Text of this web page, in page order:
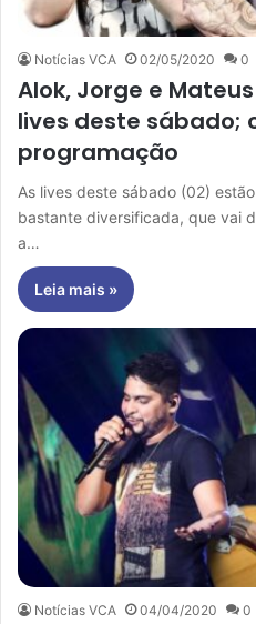
Notícias VCA 02/05/2020 0
Alok, Jorge e
lives deste sábado;
programação
As lives deste sábado (02)
bastante diversificada, que vai
a…
Leia mais »
Notícias VCA 04/04/2020 0